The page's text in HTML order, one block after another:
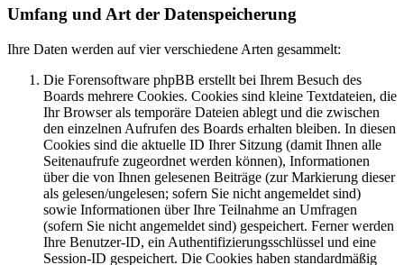
Umfang und Art der Datenspeicherung
Ihre Daten werden auf vier verschiedene Arten gesammelt:
Die Forensoftware phpBB erstellt bei Ihrem Besuch des
Boards mehrere Cookies. Cookies sind kleine Textdateien, die
Ihr Browser als temporäre Dateien ablegt und die zwischen
den einzelnen Aufrufen des Boards erhalten bleiben. In diesen
Cookies sind die aktuelle ID Ihrer Sitzung (damit Ihnen alle
Seitenaufrufe zugeordnet werden können), Informationen
über die von Ihnen gelesenen Beiträge (zur Markierung dieser
als gelesen/ungelesen; sofern Sie nicht angemeldet sind)
sowie Informationen über Ihre Teilnahme an Umfragen
(sofern Sie nicht angemeldet sind) gespeichert. Ferner werden
Ihre Benutzer-ID, ein Authentifizierungsschlüssel und eine
Session-ID gespeichert. Die Cookies haben standardmäßig